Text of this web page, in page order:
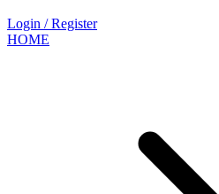
Login / Register
HOME